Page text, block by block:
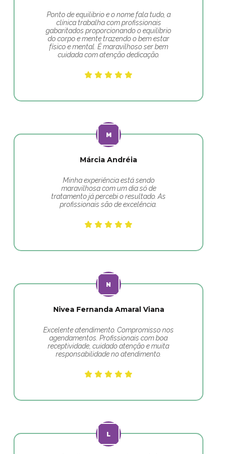
Ponto de equilibrio e o nome fala tudo, a
clínica trabalha com profissionais
gabaritados proporcionando o equilíbrio
do corpo e mente trazendo o bem estar
físico e mental. É maravilhoso ser bem
cuidada com atenção dedicação.
Márcia Andréia
Minha experiência está sendo
maravilhosa com um dia só de
tratamento já percebi o resultado. As
profissionais são de excelência.
Nivea Fernanda Amaral Viana
Excelente atendimento. Compromisso nos
agendamentos. Profissionais com boa
receptividade, cuidado atenção e muita
responsabilidade no atendimento.